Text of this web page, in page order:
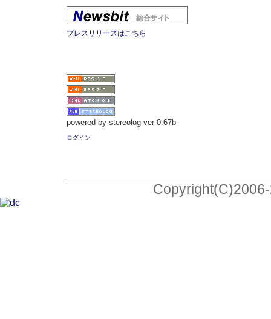
プレスリリースはこちら
powered by stereolog ver 0.67b
ログイン